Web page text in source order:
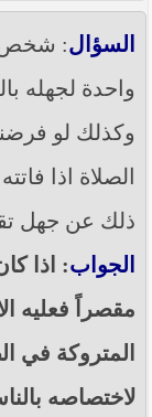
السؤال: شخص
واحدة لجهله
وكذلك لو
الصلاة اذا
ذلك عن جهل
الجواب: اذا
مقصراً فعليه
المتروكة في
لاختصاصه